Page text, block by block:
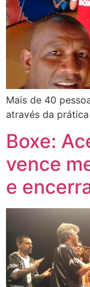
Mais de 40
através da
Boxe:
vence
e